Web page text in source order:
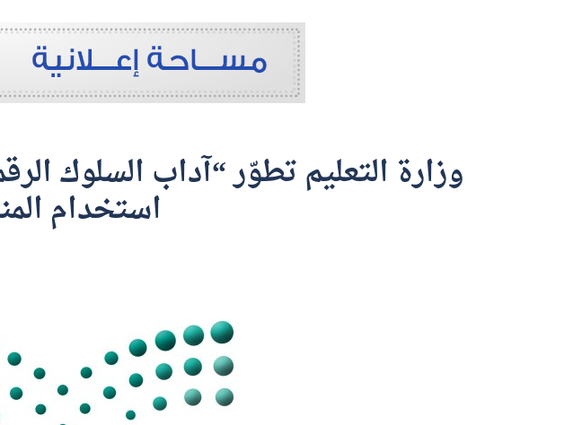
وزارة التعليم تطوّر “آداب السلوك
استخدام